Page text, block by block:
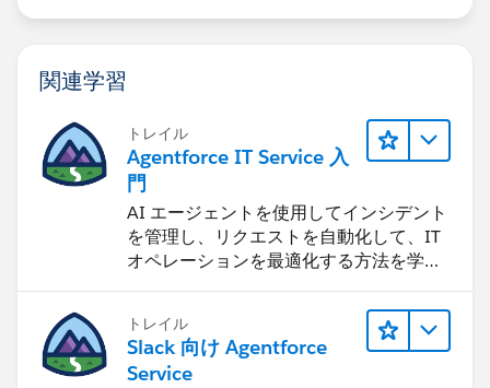
関連学習
トレイル
Agentforce IT Service 入
門
AI エージェントを使用してインシデント
を管理し、リクエストを自動化して、IT
オペレーションを最適化する方法を学習
トレイル
Slack 向け Agentforce
Service